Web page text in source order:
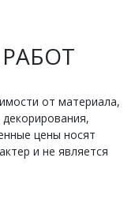
от материала,
цены носят
и не является